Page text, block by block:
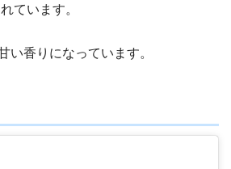
ています。
い香りになっています。